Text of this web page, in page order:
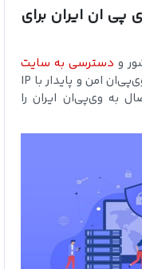
ان ایران برای
و دسترسی به سایت
، استفاده از وی‌پی‌ان امن و پایدار با IP
به وی‌پی‌ان ایران را